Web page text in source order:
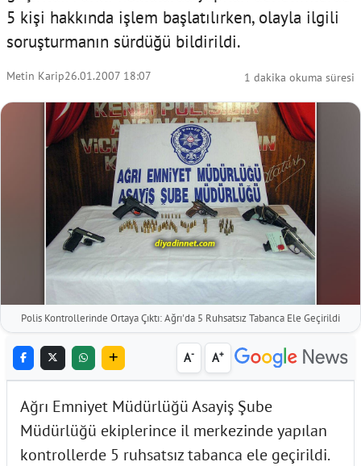
5 kişi hakkında işlem başlatılırken, olayla ilgili
soruşturmanın sürdüğü bildirildi.
Metin Karip26.01.2007 18:07 1 dakika okuma süresi
Polis Kontrollerinde Ortaya Çıktı: Ağrı'da 5 Ruhsatsız Tabanca Ele Geçirildi
A- A+
Ağrı Emniyet Müdürlüğü Asayiş Şube
Müdürlüğü ekiplerince il merkezinde yapılan
kontrollerde 5 ruhsatsız tabanca ele geçirildi.